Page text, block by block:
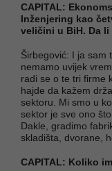
CAPITAL:
Inženjering kao
veličini u BiH. Da
Širbegović: I ja sam
nemamo uvijek
radi se o te tri firme
hajde da kažem
sektoru. Mi smo u
sektor je sve ono
Dakle, gradimo
skladišta, dvorane,
CAPITAL: Koliko